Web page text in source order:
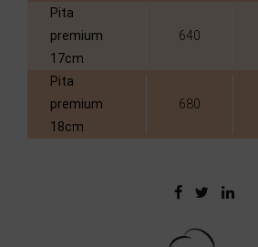
Pita
premium
17cm
640
Pita
premium
18cm
680